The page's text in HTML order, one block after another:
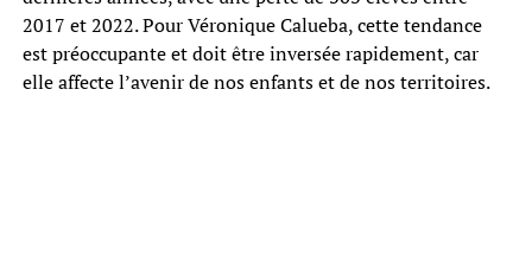
2017 et 2022. Pour Véronique Calueba, cette tendance
est préoccupante et doit être inversée rapidement, car
elle affecte l’avenir de nos enfants et de nos territoires.